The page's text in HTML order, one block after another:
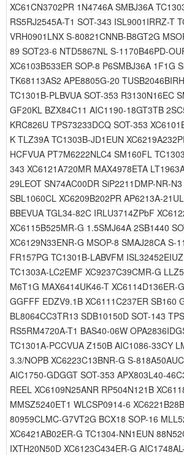
XC61CN3702PR 1N4746A SMBJ36A
RS5RJ2545A-T1 SOT-343 ISL9001IRRZ-T
VRH0901LNX S-80821CNNB-B8GT2G
89 SOT23-6 NTD5867NL S-1170B46PD-
XC6103B533ER SOP-8 P6SMBJ36A 1F1G
TK68113AS2 APE8805G-20
TC1301B-PLBVUA SOT-353 R3130N16EC
GF20KL BZX84C11 AIC1190-18GT3TB
KRC826U TPS73233DCQ SOT-353
K TLZ39A TC1303B-JD1EUN
HCFVUA PT7M6222NLC4 SM160FL
343 XC6121A720MR MAX4978ETA
29LEOT SN74AC00DR SiP2211DMP-NR-
SBL1060CL XC6209B202PR AP6213A-
BBEVUA TGL34-82C IRLU3714ZPbF
XC6115B525MR-G 1.5SMJ64A 2SB1440
XC6129N33ENR-G MSOP-8 SMAJ28CA S-
FR157PG TC1301B-LABVFM
TC1303A-LC2EMF XC9237C39CMR-G
M6T1G MAX6414UK46-T XC6114D136ER-
GGFFF EDZV9.1B XC6111C237ER SB160
BL8064CC3TR13 SDB10150D SOT-143
RS5RM4720A-T1 BAS40-06W
TC1301A-PCCVUA Z150B AIC1086-33CY
3.3/NOPB XC6223C13BNR-G S-
AIC1750-GDGGT SOT-353 APX803L40-
REEL XC6109N25ANR RP504N121B
MMSZ5240ET1 WLCSP0914-6
80959CLMC-G7VT2G BCX18 SOP-16
XC6421AB02ER-G TC1304-NN1EUN
IXTH20N50D XC6123C434ER-G